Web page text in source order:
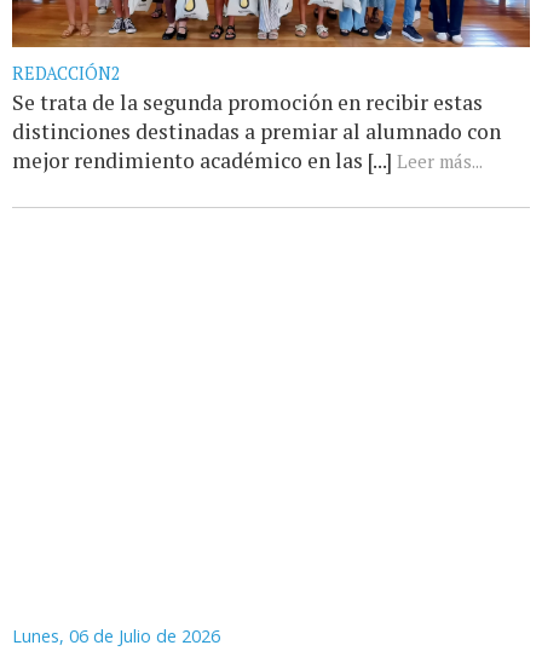
REDACCIÓN2
Se trata de la segunda promoción en recibir estas
distinciones destinadas a premiar al alumnado con
mejor rendimiento académico en las [...] Leer más...
Lunes, 06 de Julio de 2026